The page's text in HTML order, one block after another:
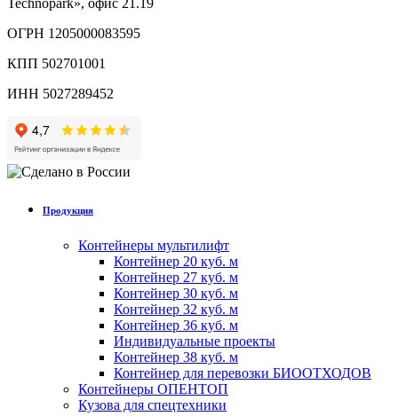
ОГРН 1205000083595
КПП 502701001
ИНН 5027289452
Продукция
Контейнеры мультилифт
Контейнер 20 куб. м
Контейнер 27 куб. м
Контейнер 30 куб. м
Контейнер 32 куб. м
Контейнер 36 куб. м
Индивидуальные проекты
Контейнер 38 куб. м
Контейнер для перевозки БИООТХОДОВ
Контейнеры ОПЕНТОП
Кузова для спецтехники